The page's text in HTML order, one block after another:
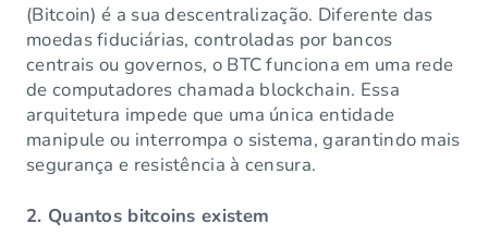
(Bitcoin) é a sua descentralização. Diferente das
moedas fiduciárias, controladas por bancos
centrais ou governos, o BTC funciona em uma rede
de computadores chamada blockchain. Essa
arquitetura impede que uma única entidade
manipule ou interrompa o sistema, garantindo mais
segurança e resistência à censura.
2. Quantos bitcoins existem